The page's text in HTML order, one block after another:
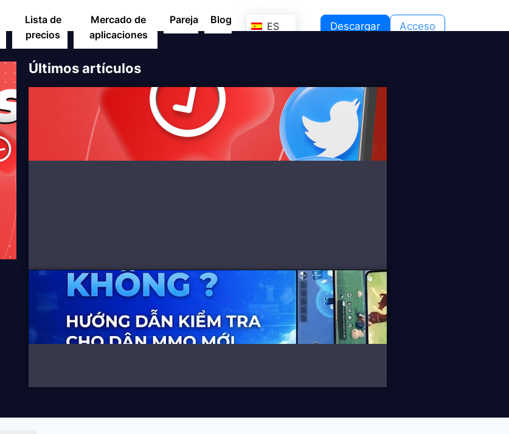
Lista de
precios
Mercado de
aplicaciones
Pareja Blog
ES Descargar Acceso
Últimos artículos